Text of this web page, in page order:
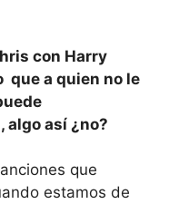
con Harry
que a quien no le
algo así ¿no?
que
estamos de